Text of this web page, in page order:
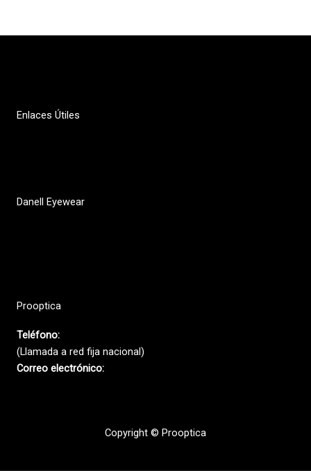
Enlaces Útiles
Danell Eyewear
Prooptica
Teléfono:
(Llamada a red fija nacional)
Correo electrónico:
Copyright © Prooptica